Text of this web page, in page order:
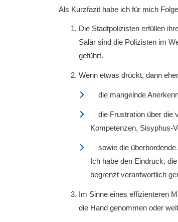
Als Kurzfazit habe ich für mich
Die Stadtpolizisten erfüllen
Salär sind die Polizisten im
geführt.
Wenn etwas drückt, dann eher
die mangelnde
die Frustration über die
Kompetenzen, Sisyphus-
sowie die überbordende
Ich habe den Eindruck,
begrenzt verantwortlich
Im Sinne eines effizienteren
die Hand genommen oder